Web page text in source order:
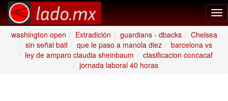
washington open
Extradición guardians - dbacks
Chelsea
sin señal bait
que le paso a manola diez
barcelona vs
ley de amparo claudia sheinbaum
clasificacion concacaf
jornada laboral 40 horas